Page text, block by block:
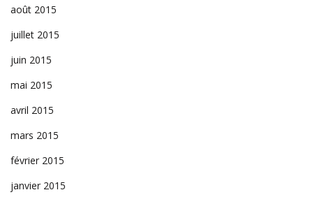
août 2015
juillet 2015
juin 2015
mai 2015
avril 2015
mars 2015
février 2015
janvier 2015